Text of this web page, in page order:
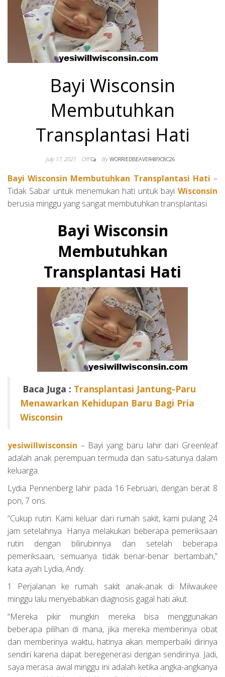
DONOR DAN
BANTUAN
WINCOSIN
Bayi Wisconsin
Membutuhkan
Transplantasi Hati
July 17, 2021 Off By WORRIEDBEAVER489C8C26
Bayi Wisconsin Membutuhkan Transplantasi Hati –
Tidak Sabar untuk menemukan hati untuk bayi Wisconsin
berusia minggu yang sangat membutuhkan transplantasi.
Bayi Wisconsin
Membutuhkan
Transplantasi Hati
Baca Juga : Transplantasi Jantung-Paru
Menawarkan Kehidupan Baru Bagi Pria
Wisconsin
yesiwillwisconsin – Bayi yang baru lahir dari Greenleaf
adalah anak perempuan termuda dan satu-satunya dalam
keluarga.
Lydia Pennenberg lahir pada 16 Februari, dengan berat 8
pon, 7 ons.
“Cukup rutin. Kami keluar dari rumah sakit, kami pulang 24
jam setelahnya. Hanya melakukan beberapa pemeriksaan
rutin dengan bilirubinnya dan setelah beberapa
pemeriksaan, semuanya tidak benar-benar bertambah,”
kata ayah Lydia, Andy.
1 Perjalanan ke rumah sakit anak-anak di Milwaukee
minggu lalu menyebabkan diagnosis gagal hati akut.
“Mereka pikir mungkin mereka bisa menggunakan
beberapa pilihan di mana, jika mereka memberinya obat
dan memberinya waktu, hatinya akan memperbaiki dirinya
sendiri karena dapat beregenerasi dengan sendirinya. Jadi,
saya merasa awal minggu ini adalah ketika angka-angkanya